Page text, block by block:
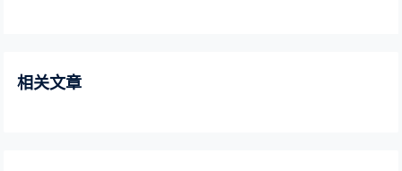
相关文章